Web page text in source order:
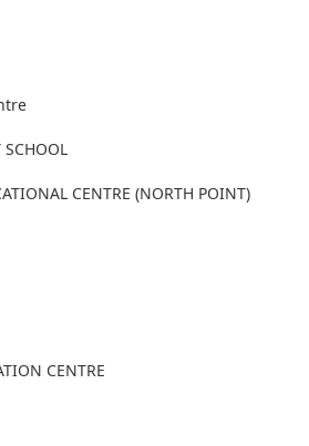
SCHOOL
CENTRE (NORTH POINT)
CENTRE